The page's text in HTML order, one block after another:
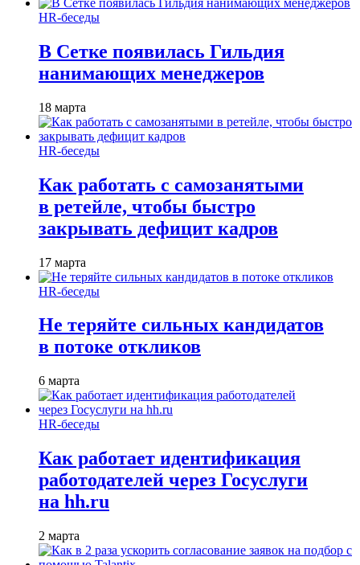
HR-беседы
В Сетке появилась Гильдия
нанимающих менеджеров
18 марта
HR-беседы
Как работать с самозанятыми
в ретейле, чтобы быстро
закрывать дефицит кадров
17 марта
HR-беседы
Не теряйте сильных кандидатов
в потоке откликов
6 марта
HR-беседы
Как работает идентификация
работодателей через Госуслуги
на hh.ru
2 марта